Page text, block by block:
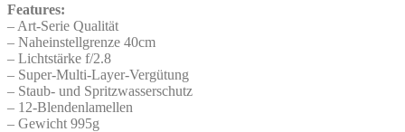
Features:
– Art-Serie Qualität
– Naheinstellgrenze 40cm
– Lichtstärke f/2.8
– Super-Multi-Layer-Vergütung
– Staub- und Spritzwasserschutz
– 12-Blendenlamellen
– Gewicht 995g